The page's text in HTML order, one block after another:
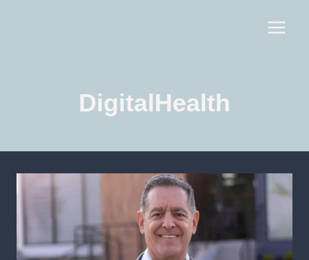
DigitalHealth